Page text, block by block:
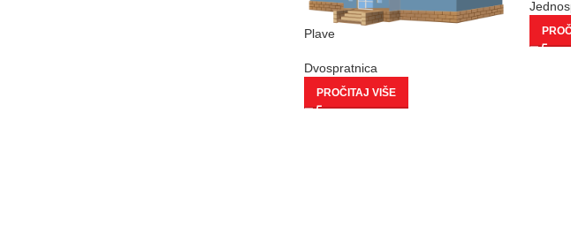
Plave
Dvospratnica
PROČITAJ VIŠE